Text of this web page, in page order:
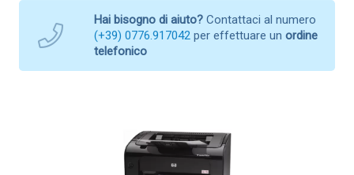
Hai bisogno di aiuto? Contattaci al numero
(+39) 0776.917042 per effettuare un ordine
telefonico